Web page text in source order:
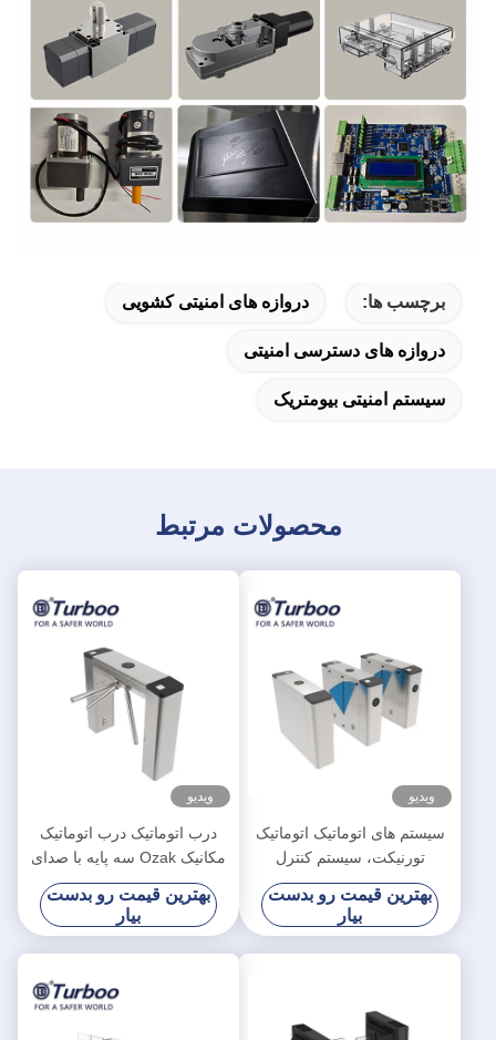
برچسب ها: دروازه های امنیتی کشویی
دروازه های دسترسی امنیتی
سیستم امنیتی بیومتریک
محصولات مرتبط
ویدیو
سیستم های اتوماتیک اتوماتیک
تورنیکت، سیستم کنترل
اتوماتیک درب اتوماتیک
بهترین قیمت رو بدست
بیار
ویدیو
درب اتوماتیک درب اتوماتیک
مکانیک Ozak سه پایه با صدای
و هشدارهای نور باران
بهترین قیمت رو بدست
بیار